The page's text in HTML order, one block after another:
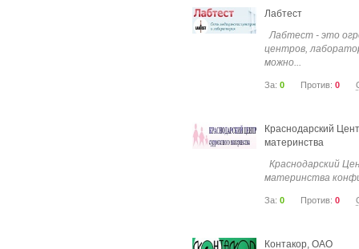
Лабтест
Лабтест - это
центров,
можно...
За: 0 Против: 0
Краснодарский
материнства
Краснодарский
материнства
За: 0 Против: 0
Контакор, ОАО